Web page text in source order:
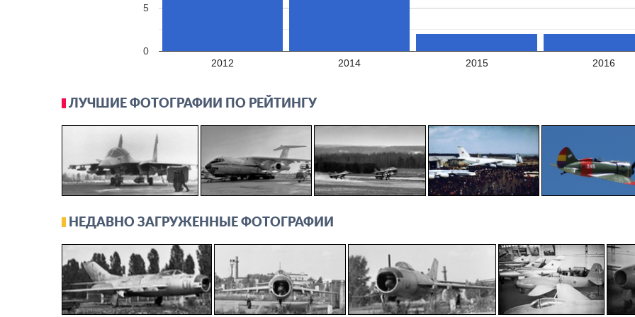
2012 2014 2015 2016
0
5
ЛУЧШИЕ ФОТОГРАФИИ ПО РЕЙТИНГУ
НЕДАВНО ЗАГРУЖЕННЫЕ ФОТОГРАФИИ